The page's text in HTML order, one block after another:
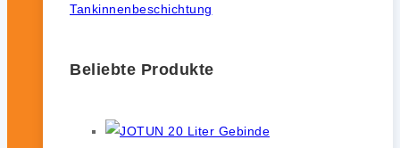
Tankinnenbeschichtung
Beliebte Produkte